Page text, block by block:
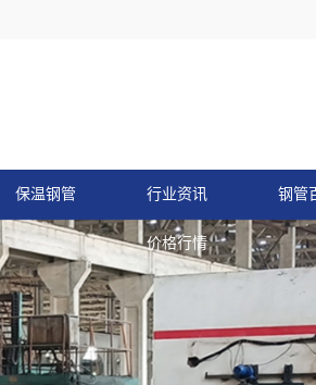
保温钢管 行业资讯
价格行情
钢管